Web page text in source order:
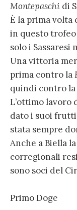
Montepaschi di
È la prima volta
in questo
solo i Sassaresi
Una vittoria
prima contro la
quindi contro la
L’ottimo lavoro
dato i suoi
stata sempre
Anche a Biella
corregionali
sono soci del
Primo Doge